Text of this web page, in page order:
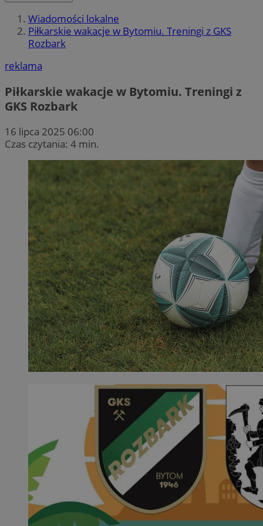
Wiadomości lokalne
Piłkarskie wakacje w Bytomiu. Treningi z GKS
Rozbark
reklama
Piłkarskie wakacje w Bytomiu. Treningi z
GKS Rozbark
16 lipca 2025 06:00
Czas czytania: 4 min.